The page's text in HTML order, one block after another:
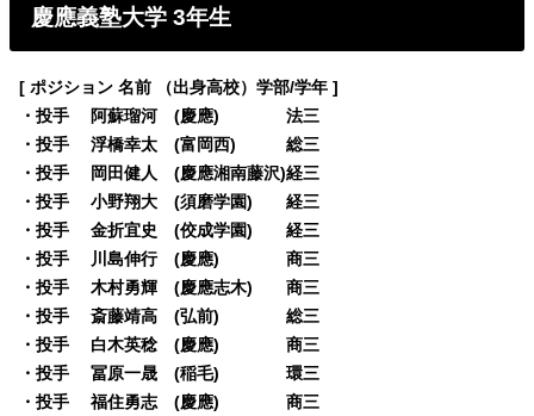
慶應義塾大学 3年生
[ ポジション 名前 （出身高校）学部/学年 ]
・投手 阿蘇瑠河 (慶應) 法三
・投手 浮橋幸太 (富岡西) 総三
・投手 岡田健人 (慶應湘南藤沢)経三
・投手 小野翔大 (須磨学園) 経三
・投手 金折宜史 (佼成学園) 経三
・投手 川島伸行 (慶應) 商三
・投手 木村勇輝 (慶應志木) 商三
・投手 斎藤靖高 (弘前) 総三
・投手 白木英稔 (慶應) 商三
・投手 冨原一晟 (稲毛) 環三
・投手 福住勇志 (慶應) 商三